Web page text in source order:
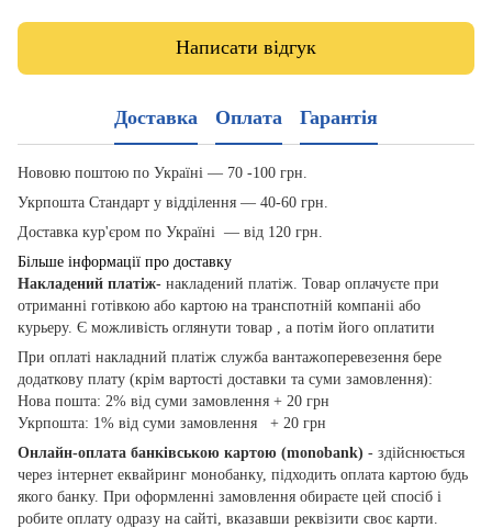
Написати відгук
Доставка Оплата Гарантія
Нововю поштою по Україні — 70 -100 грн.
Укрпошта Стандарт у відділення — 40-60 грн.
Доставка кур'єром по Україні — від 120 грн.
Більше інформації про доставку
Накладений платіж- накладений платіж. Товар оплачуєте при
отриманні готівкою або картою на транспотній компаніі або
курьеру. Є можливість оглянути товар , а потім його оплатити
При оплаті накладний платіж служба вантажоперевезення бере
додаткову плату (крім вартості доставки та суми замовлення):
Нова пошта: 2% від суми замовлення + 20 грн
Укрпошта: 1% від суми замовлення + 20 грн
Онлайн-оплата банківською картою (monobank) - здійснюється
через інтернет еквайринг монобанку, підходить оплата картою будь
якого банку. При оформленні замовлення обираєте цей спосіб і
робите оплату одразу на сайті, вказавши реквізити своє карти.